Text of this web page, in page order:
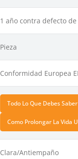
1 año contra defecto
Pieza
Conformidad Europea
Todo Lo Que Debes
Como Prolongar La Vida
Clara/Antiempaño